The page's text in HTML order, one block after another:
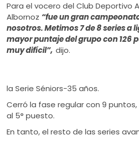
Para el vocero del Club Deportivo
Albornoz “fue un gran
nosotros. Metimos 7 de 8 series a
mayor puntaje del grupo con 126
muy difícil”,dijo.
la Serie Séniors-35 años.
Cerró la fase regular con 9
al 5° puesto.
En tanto, el resto de las series